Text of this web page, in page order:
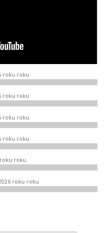
roku roku
roku roku
roku roku
roku roku
roku
roku roku